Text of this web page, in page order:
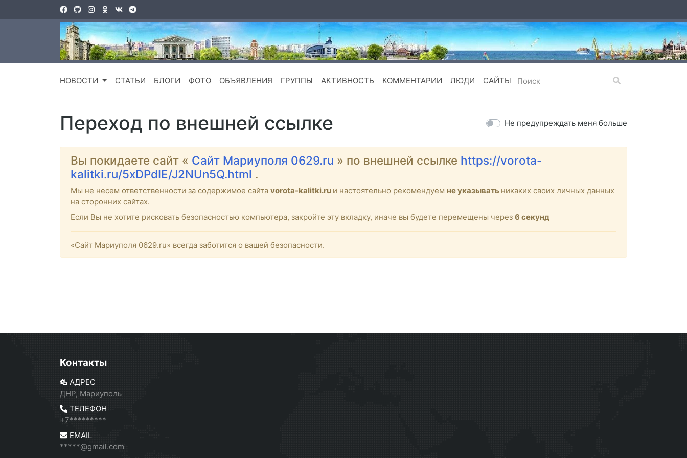
НОВОСТИ СТАТЬИ БЛОГИ ФОТО ОБЪЯВЛЕНИЯ ГРУППЫ АКТИВНОСТЬ КОММЕНТАРИИ ЛЮДИ САЙТЫ
Переход по внешней ссылке Не предупреждать меня больше
Вы покидаете сайт « Сайт Мариуполя 0629.ru » по внешней ссылке https://vorota-
kalitki.ru/5xDPdIE/J2NUn5Q.html .
Мы не несем ответственности за содержимое сайта vorota-kalitki.ru и настоятельно рекомендуем не указывать никаких своих личных данных
на сторонних сайтах.
Если Вы не хотите рисковать безопасностью компьютера, закройте эту вкладку, иначе вы будете перемещены через 6 секунд
«Сайт Мариуполя 0629.ru» всегда заботится о вашей безопасности.
Контакты
АДРЕС
ДНР, Мариуполь
ТЕЛЕФОН
+7*********
EMAIL
*****@gmail.com